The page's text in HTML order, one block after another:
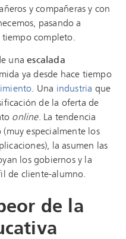
y compañeras y con
pasando a
tiempo completo.
unaescalada
ya desde hace tiempo
. Una industria que
de la oferta de
online. La tendencia
especialmente los
la asumen las
los gobiernos y la
de cliente-alumno.
de la